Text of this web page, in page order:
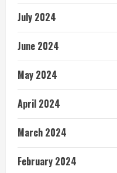
July 2024
June 2024
May 2024
April 2024
March 2024
February 2024